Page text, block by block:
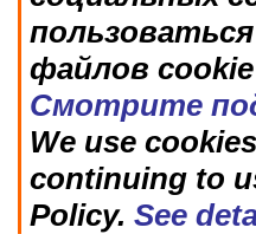
файлов
Смотрите
We use
continuing to
Policy. See